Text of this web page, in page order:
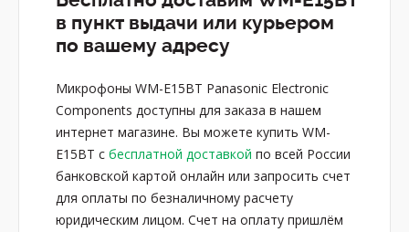
в пункт выдачи или курьером
по вашему адресу
Микрофоны WM-E15BT Panasonic Electronic
Components доступны для заказа в нашем
интернет магазине. Вы можете купить WM-
E15BT с бесплатной доставкой по всей России
банковской картой онлайн или запросить счет
для оплаты по безналичному расчету
юридическим лицом. Счет на оплату пришлём